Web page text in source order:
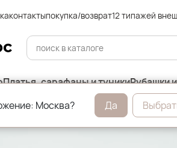
контактыпокупка/возврат12 типажей
Платья, сарафаны и туникиРубашки
толстовкиМосква? Да